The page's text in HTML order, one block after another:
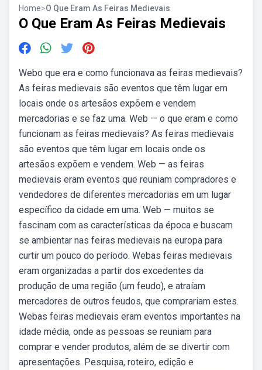
Home>O Que Eram As Feiras Medievais
O Que Eram As Feiras Medievais
Webo que era e como funcionava as feiras medievais?
As feiras medievais são eventos que têm lugar em
locais onde os artesãos expõem e vendem
mercadorias e se faz uma. Web — o que eram e como
funcionam as feiras medievais? As feiras medievais
são eventos que têm lugar em locais onde os
artesãos expõem e vendem. Web — as feiras
medievais eram eventos que reuniam compradores e
vendedores de diferentes mercadorias em um lugar
específico da cidade em uma. Web — muitos se
fascinam com as características da época e buscam
se ambientar nas feiras medievais na europa para
curtir um pouco do período. Webas feiras medievais
eram organizadas a partir dos excedentes da
produção de uma região (um feudo), e atraíam
mercadores de outros feudos, que comprariam estes.
Webas feiras medievais eram eventos importantes na
idade média, onde as pessoas se reuniam para
comprar e vender produtos, além de se divertir com
apresentações. Pesquisa, roteiro, edição e